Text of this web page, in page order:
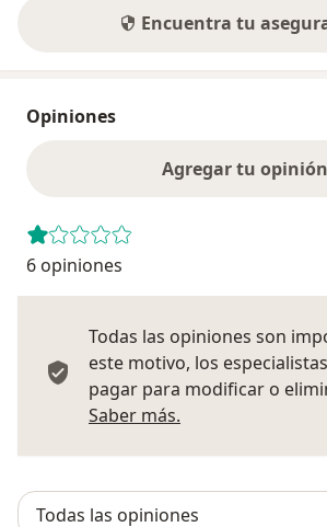
Encuentra tu
Opiniones
Agregar tu opinión
6 opiniones
Todas las opiniones son
este motivo, los
pagar para modificar o
Saber más.